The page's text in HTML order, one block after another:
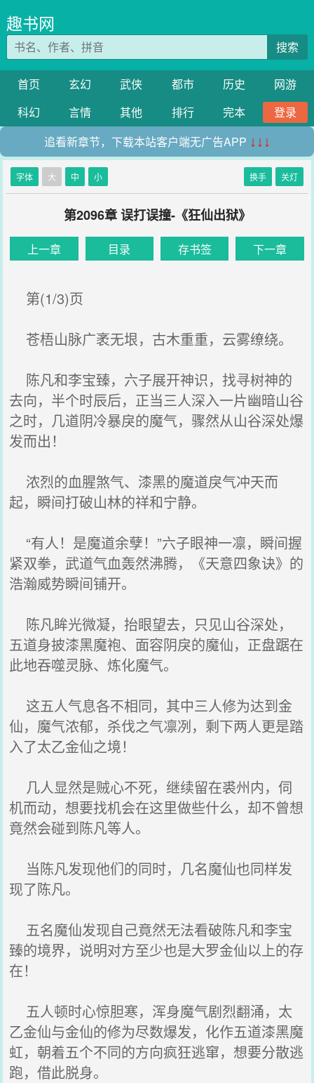
趣书网
搜索
首页 玄幻 武侠 都市 历史
网游
科幻
言情 其他 排行 完本
登录
追看新章节，下载本站客户端无广告APP ↓↓↓
字体 大 中 小 换手 关灯
第2096章 误打误撞-《狂仙出狱》
上一章 目录 存书签 下一章
第(1/3)页
苍梧山脉广袤无垠，古木重重，云雾缭绕。
陈凡和李宝臻，六子展开神识，找寻树神的
去向，半个时辰后，正当三人深入一片幽暗山谷
之时，几道阴冷暴戾的魔气，骤然从山谷深处爆
发而出！
浓烈的血腥煞气、漆黑的魔道戾气冲天而
起，瞬间打破山林的祥和宁静。
“有人！是魔道余孽！”六子眼神一凛，瞬间握
紧双拳，武道气血轰然沸腾，《天意四象诀》的
浩瀚威势瞬间铺开。
陈凡眸光微凝，抬眼望去，只见山谷深处，
五道身披漆黑魔袍、面容阴戾的魔仙，正盘踞在
此地吞噬灵脉、炼化魔气。
这五人气息各不相同，其中三人修为达到金
仙，魔气浓郁，杀伐之气凛冽，剩下两人更是踏
入了太乙金仙之境！
几人显然是贼心不死，继续留在裘州内，伺
机而动，想要找机会在这里做些什么，却不曾想
竟然会碰到陈凡等人。
当陈凡发现他们的同时，几名魔仙也同样发
现了陈凡。
五名魔仙发现自己竟然无法看破陈凡和李宝
臻的境界，说明对方至少也是大罗金仙以上的存
在！
五人顿时心惊胆寒，浑身魔气剧烈翻涌，太
乙金仙与金仙的修为尽数爆发，化作五道漆黑魔
虹，朝着五个不同的方向疯狂逃窜，想要分散逃
跑，借此脱身。